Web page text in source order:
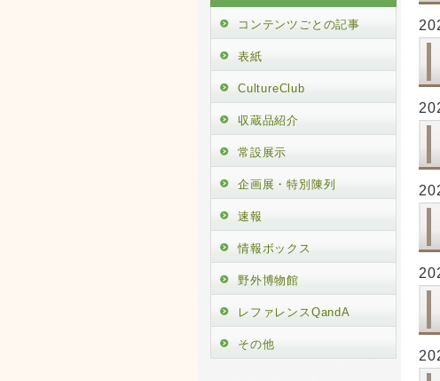
コンテンツごとの記事
表紙
CultureClub
収蔵品紹介
常設展示
企画展・特別陳列
速報
情報ボックス
野外博物館
レファレンスQandA
その他